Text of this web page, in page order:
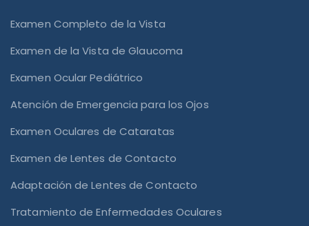
Examen Completo de la Vista
Examen de la Vista de Glaucoma
Examen Ocular Pediátrico
Atención de Emergencia para los Ojos
Examen Oculares de Cataratas
Examen de Lentes de Contacto
Adaptación de Lentes de Contacto
Tratamiento de Enfermedades Oculares